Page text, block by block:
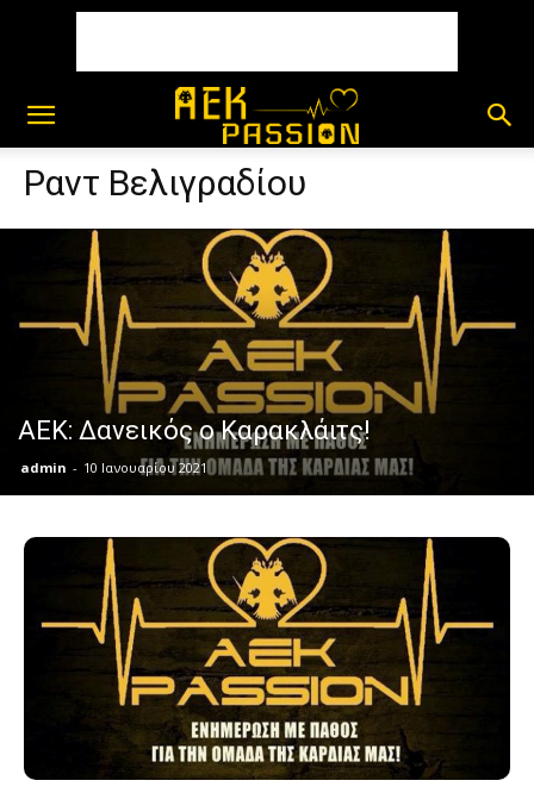
Ραντ Βελιγραδίου
ΑΕΚ: Δανεικός ο Καρακλάιτς!
admin - 10 Ιανουαρίου 2021